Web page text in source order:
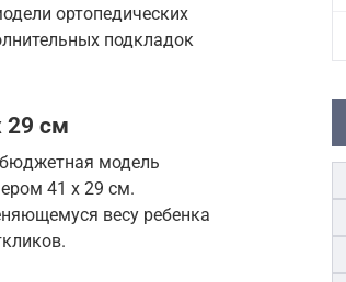
ортопедических
подкладок
29 см
модель
41 х 29 см.
весу ребенка